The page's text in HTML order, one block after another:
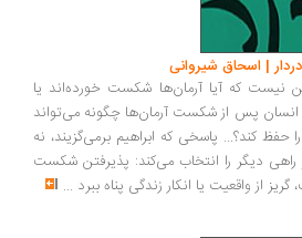
شیروانی
آیا آرمان‌ها شکست خورده‌اند یا
از شکست آرمان‌ها چگونه می‌تواند
پاسخی که ابراهیم برمی‌گزیند، نه
را انتخاب می‌کند: پذیرفتن شکست
یا انکار زندگی پناه ببرد...